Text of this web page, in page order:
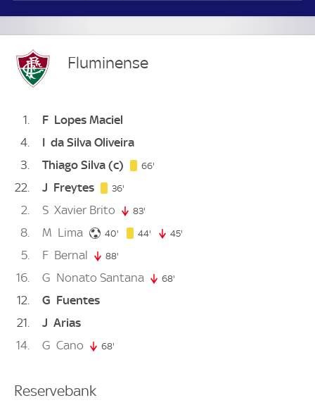
Fluminense
1 F Lopes Maciel
4
I da Silva Oliveira
3
Thiago Silva (c) 66'
22 J Freytes 36'
2 S Xavier Brito 83'
8 M Lima 40' 40. minute
44' 44. minute
45'
5 F Bernal 88'
16 G Nonato Santana 68'
12 G Fuentes
21
J Arias
14
G Cano 68'
Reservebank